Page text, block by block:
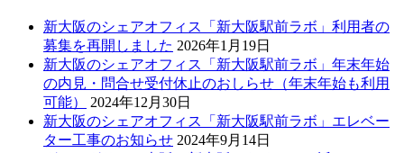
新大阪のシェアオフィス「新大阪駅前ラボ」利用者の
募集を再開しました 2026年1月19日
新大阪のシェアオフィス「新大阪駅前ラボ」年末年始
の内見・問合せ受付休止のおしらせ（年末年始も利用
可能）
2024年12月30日
新大阪のシェアオフィス「新大阪駅前ラボ」エレベー
ター工事のお知らせ 2024年9月14日